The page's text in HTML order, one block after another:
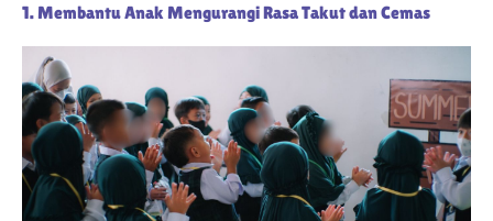
1. Membantu Anak Mengurangi Rasa Takut dan Cemas